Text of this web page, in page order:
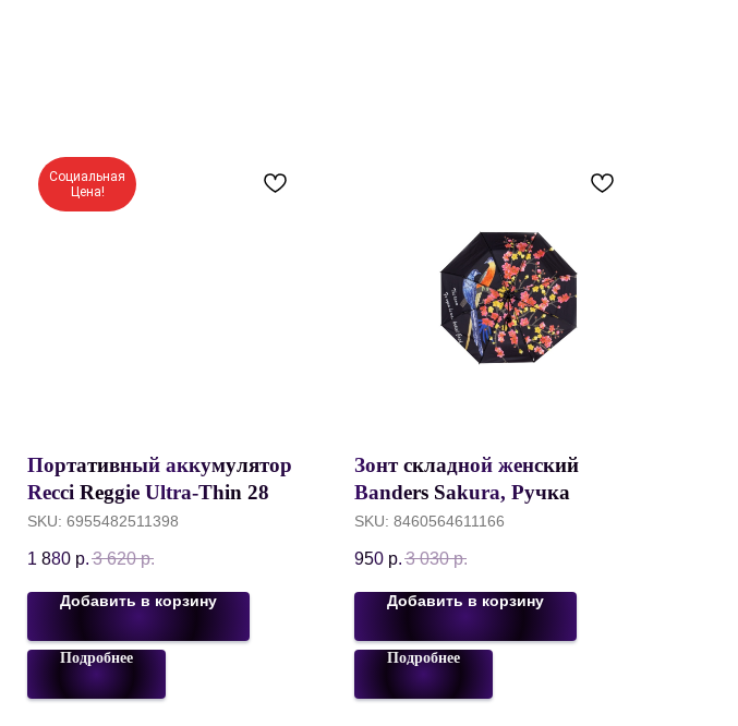
Социальная
Цена!
Портативный аккумулятор
Recci Reggie Ultra-Thin 28
mm, 20000 mAh,
PD20W/SCP22.5W, Черный,
RPB-P27
SKU: 6955482511398
1 880 р. 3 620 р.
Добавить в корзину
Подробнее
Зонт складной женский
Banders Sakura, Ручка
прямая, Полный автомат
(суперавтомат), Черный
SKU: 8460564611166
950 р. 3 030 р.
Добавить в корзину
Подробнее